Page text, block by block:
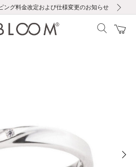
アフターサービスのご案内
本地震に伴う集配への影響について
ング料金改定および仕様変更のお知らせ
休業の営業についてのご案内
で送料無料｜最短24時間以内に発送
で1000ポイントプレゼント！
録で500円クーポンプレゼント
ュー投稿で100ポイントプレゼント
アフターサービスのご案内
本地震に伴う集配への影響について